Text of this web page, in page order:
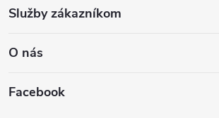
Služby zákazníkom
O nás
Facebook